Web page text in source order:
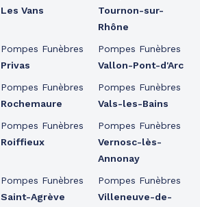
Les Vans
Pompes Funèbres
Privas
Pompes Funèbres
Rochemaure
Pompes Funèbres
Roiffieux
Pompes Funèbres
Saint-Agrève
Tournon-sur-
Rhône
Pompes Funèbres
Vallon-Pont-d'Arc
Pompes Funèbres
Vals-les-Bains
Pompes Funèbres
Vernosc-lès-
Annonay
Pompes Funèbres
Villeneuve-de-